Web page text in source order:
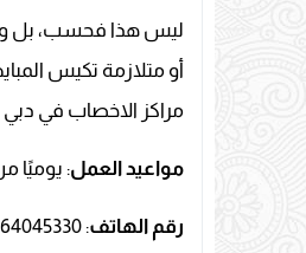
ليس هذا فحسب، بل
أو متلازمة تكيس
مراكز الاخصاب في
مواعيد العمل: يوميًا من الساعة 8:00 صباحًا
رقم الهاتف: 971564045330+.